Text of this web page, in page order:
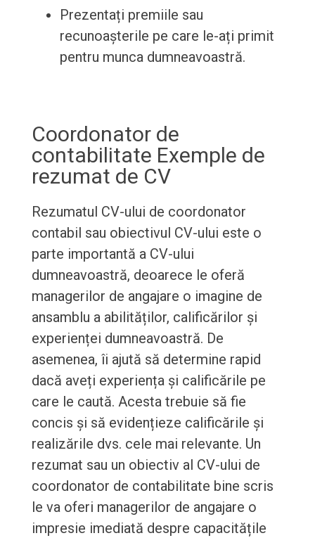
Prezentați premiile sau
recunoașterile pe care le-ați primit
pentru munca dumneavoastră.
Coordonator de
contabilitate Exemple de
rezumat de CV
Rezumatul CV-ului de coordonator
contabil sau obiectivul CV-ului este o
parte importantă a CV-ului
dumneavoastră, deoarece le oferă
managerilor de angajare o imagine de
ansamblu a abilităților, calificărilor și
experienței dumneavoastră. De
asemenea, îi ajută să determine rapid
dacă aveți experiența și calificările pe
care le caută. Acesta trebuie să fie
concis și să evidențieze calificările și
realizările dvs. cele mai relevante. Un
rezumat sau un obiectiv al CV-ului de
coordonator de contabilitate bine scris
le va oferi managerilor de angajare o
impresie imediată despre capacitățile